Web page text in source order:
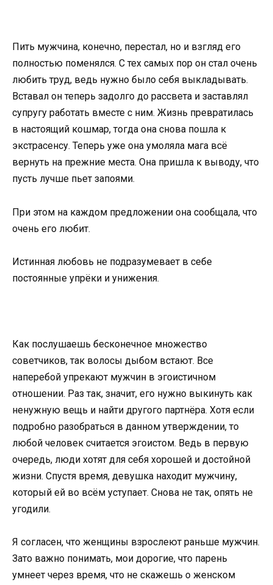
Пить мужчина, конечно, перестал, но и взгляд его
полностью поменялся. С тех самых пор он стал очень
любить труд, ведь нужно было себя выкладывать.
Вставал он теперь задолго до рассвета и заставлял
супругу работать вместе с ним. Жизнь превратилась
в настоящий кошмар, тогда она снова пошла к
экстрасенсу. Теперь уже она умоляла мага всё
вернуть на прежние места. Она пришла к выводу, что
пусть лучше пьет запоями.
При этом на каждом предложении она сообщала, что
очень его любит.
Истинная любовь не подразумевает в себе
постоянные упрёки и унижения.
Как послушаешь бесконечное множество
советчиков, так волосы дыбом встают. Все
наперебой упрекают мужчин в эгоистичном
отношении. Раз так, значит, его нужно выкинуть как
ненужную вещь и найти другого партнёра. Хотя если
подробно разобраться в данном утверждении, то
любой человек считается эгоистом. Ведь в первую
очередь, люди хотят для себя хорошей и достойной
жизни. Спустя время, девушка находит мужчину,
который ей во всём уступает. Снова не так, опять не
угодили.
Я согласен, что женщины взрослеют раньше мужчин.
Зато важно понимать, мои дорогие, что парень
умнеет через время, что не скажешь о женском